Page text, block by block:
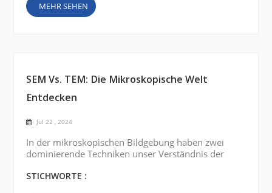
MEHR SEHEN
SEM Vs. TEM: Die Mikroskopische Welt
Entdecken
Jul 22 , 2024
In der mikroskopischen Bildgebung haben zwei
dominierende Techniken unser Verständnis der
Rasterelektronenmikroskopie (REM) und
STICHWORTE :